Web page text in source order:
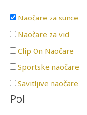
Naočare za sunce
Naočare za vid
Clip On Naočare
Sportske naočare
Savitljive naočare
Pol